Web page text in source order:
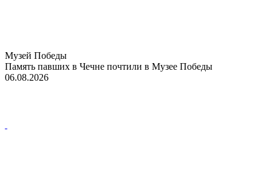
Музей Победы
Память павших в Чечне почтили в Музее Победы
06.08.2026